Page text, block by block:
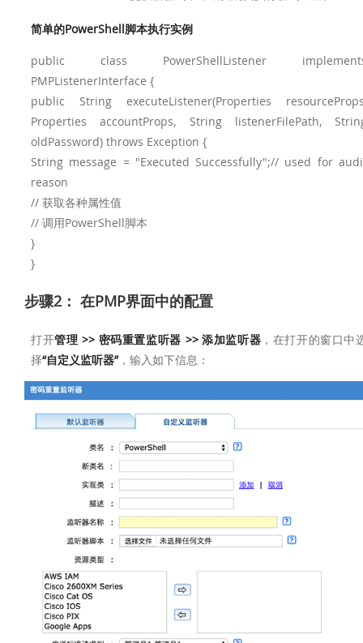
简单的PowerShell脚本执行实例
public class PowerShellListener
PMPListenerInterface {
public String executeListener(Properties
Properties accountProps, String listenerFilePath,
oldPassword) throws Exception {
String message = "Executed Successfully";// used for
reason
// 获取各种属性值
// 调用PowerShell脚本
}
}
步骤2： 在PMP界面中的配置
打开管理 >> 密码重置监听器 >> 添加监听器 ，在打开的窗口中
择“自定义监听器”，输入如下信息：